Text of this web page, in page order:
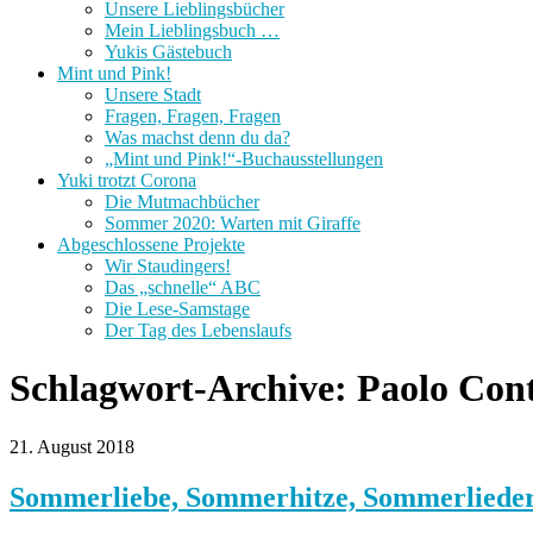
Unsere Lieblingsbücher
Mein Lieblingsbuch …
Yukis Gästebuch
Mint und Pink!
Unsere Stadt
Fragen, Fragen, Fragen
Was machst denn du da?
„Mint und Pink!“-Buchausstellungen
Yuki trotzt Corona
Die Mutmachbücher
Sommer 2020: Warten mit Giraffe
Abgeschlossene Projekte
Wir Staudingers!
Das „schnelle“ ABC
Die Lese-Samstage
Der Tag des Lebenslaufs
Schlagwort-Archive: Paolo
21. August 2018
Sommerliebe, Sommerhitze,